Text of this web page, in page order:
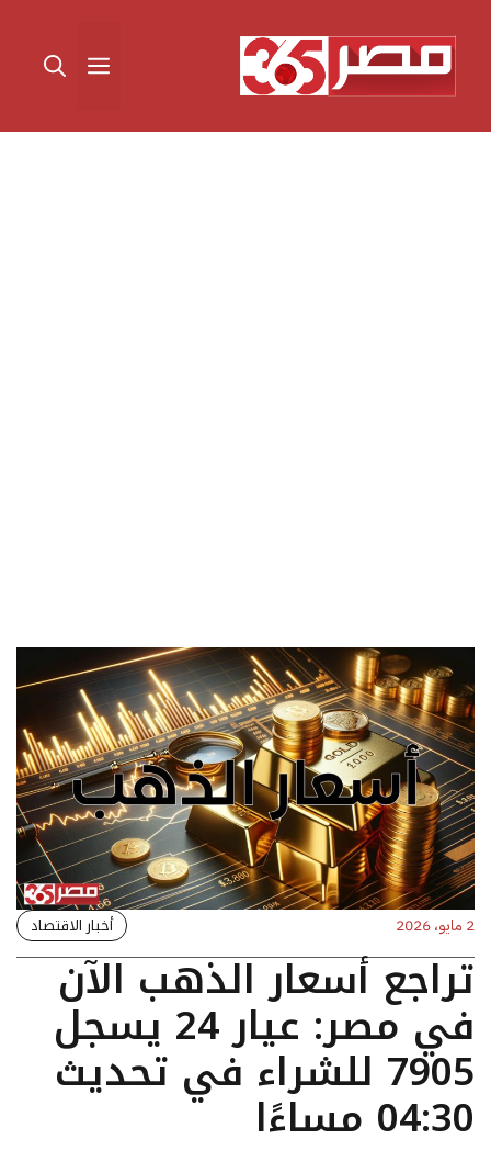
المحتوى القائمة
2 مايو، 2026 أخبار الاقتصاد
تراجع أسعار الذهب الآن
في مصر: عيار 24 يسجل
7905 للشراء في تحديث
04:30 مساءًا